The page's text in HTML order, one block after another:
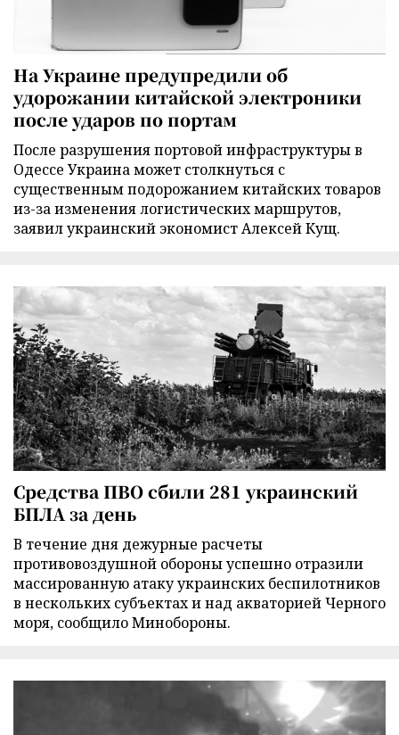
На Украине предупредили об
удорожании китайской электроники
после ударов по портам
После разрушения портовой инфраструктуры в
Одессе Украина может столкнуться с
существенным подорожанием китайских товаров
из-за изменения логистических маршрутов,
заявил украинский экономист Алексей Кущ.
Средства ПВО сбили 281 украинский
БПЛА за день
В течение дня дежурные расчеты
противовоздушной обороны успешно отразили
массированную атаку украинских беспилотников
в нескольких субъектах и над акваторией Черного
моря, сообщило Минобороны.